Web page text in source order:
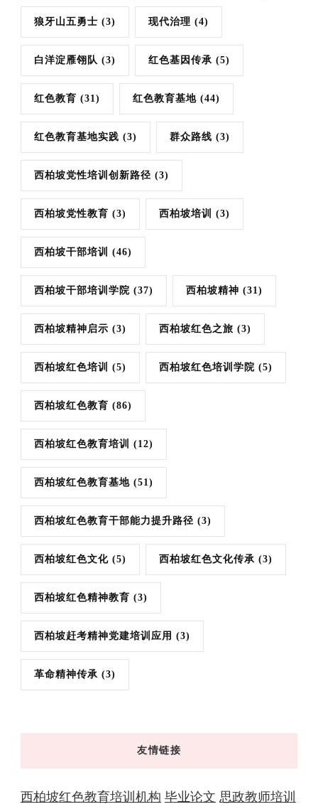
狼牙山五勇士 (3) 现代治理 (4)
白洋淀雁翎队 (3) 红色基因传承 (5)
红色教育 (31) 红色教育基地 (44)
红色教育基地实践 (3) 群众路线 (3)
西柏坡党性培训创新路径 (3)
西柏坡党性教育 (3) 西柏坡培训 (3)
西柏坡干部培训 (46)
西柏坡干部培训学院 (37) 西柏坡精神 (31)
西柏坡精神启示 (3) 西柏坡红色之旅 (3)
西柏坡红色培训 (5) 西柏坡红色培训学院 (5)
西柏坡红色教育 (86)
西柏坡红色教育培训 (12)
西柏坡红色教育基地 (51)
西柏坡红色教育干部能力提升路径 (3)
西柏坡红色文化 (5) 西柏坡红色文化传承 (3)
西柏坡红色精神教育 (3)
西柏坡赶考精神党建培训应用 (3)
革命精神传承 (3)
友情链接
西柏坡红色教育培训机构 毕业论文 思政教师培训